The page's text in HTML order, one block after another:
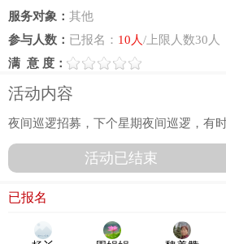
服务对象： 其他
参与人数： 已报名： 10人/上限人数30人
满 意 度：
活动内容
夜间巡逻招募，下个星期夜间巡逻，有
活动已结束
已报名